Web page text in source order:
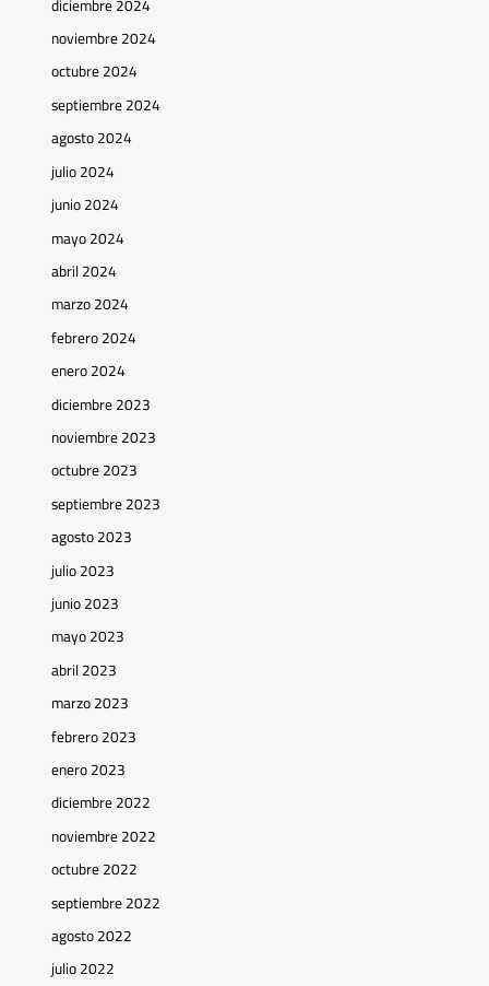
noviembre 2024
octubre 2024
septiembre 2024
agosto 2024
julio 2024
junio 2024
mayo 2024
abril 2024
marzo 2024
febrero 2024
enero 2024
diciembre 2023
noviembre 2023
octubre 2023
septiembre 2023
agosto 2023
julio 2023
junio 2023
mayo 2023
abril 2023
marzo 2023
febrero 2023
enero 2023
diciembre 2022
noviembre 2022
octubre 2022
septiembre 2022
agosto 2022
julio 2022